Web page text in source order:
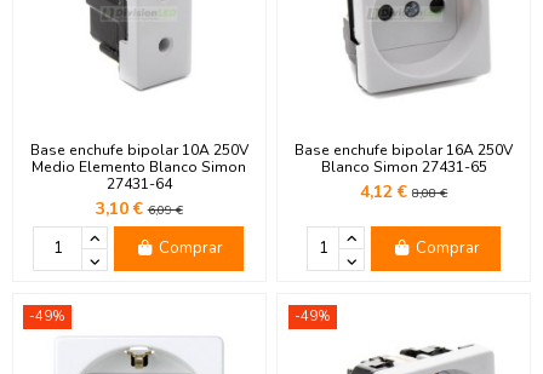
Base enchufe bipolar 10A 250V
Medio Elemento Blanco Simon
27431-64
3,10 €6,09 €
Comprar
Base enchufe bipolar 16A 250V
Blanco Simon 27431-65
4,12 €8,08 €
Comprar
-49% -49%